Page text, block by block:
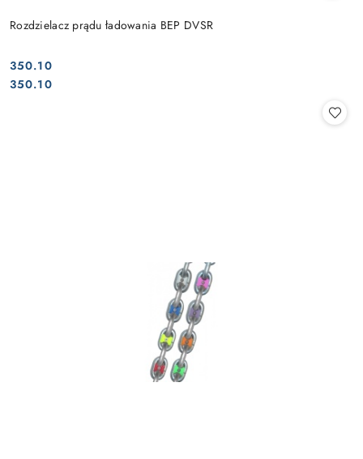
Rozdzielacz prądu ładowania BEP DVSR
Cena:
350.10
Cena:
350.10